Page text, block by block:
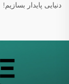
دنیایی پایدار بسازیم!